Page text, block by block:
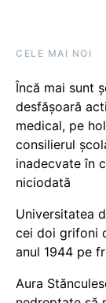
CELE MAI NOI
Încă mai sunt
desfășoară
medical, pe
consilierul
inadecvate în
niciodată
Universitatea
cei doi grifoni
anul 1944 pe
Aura